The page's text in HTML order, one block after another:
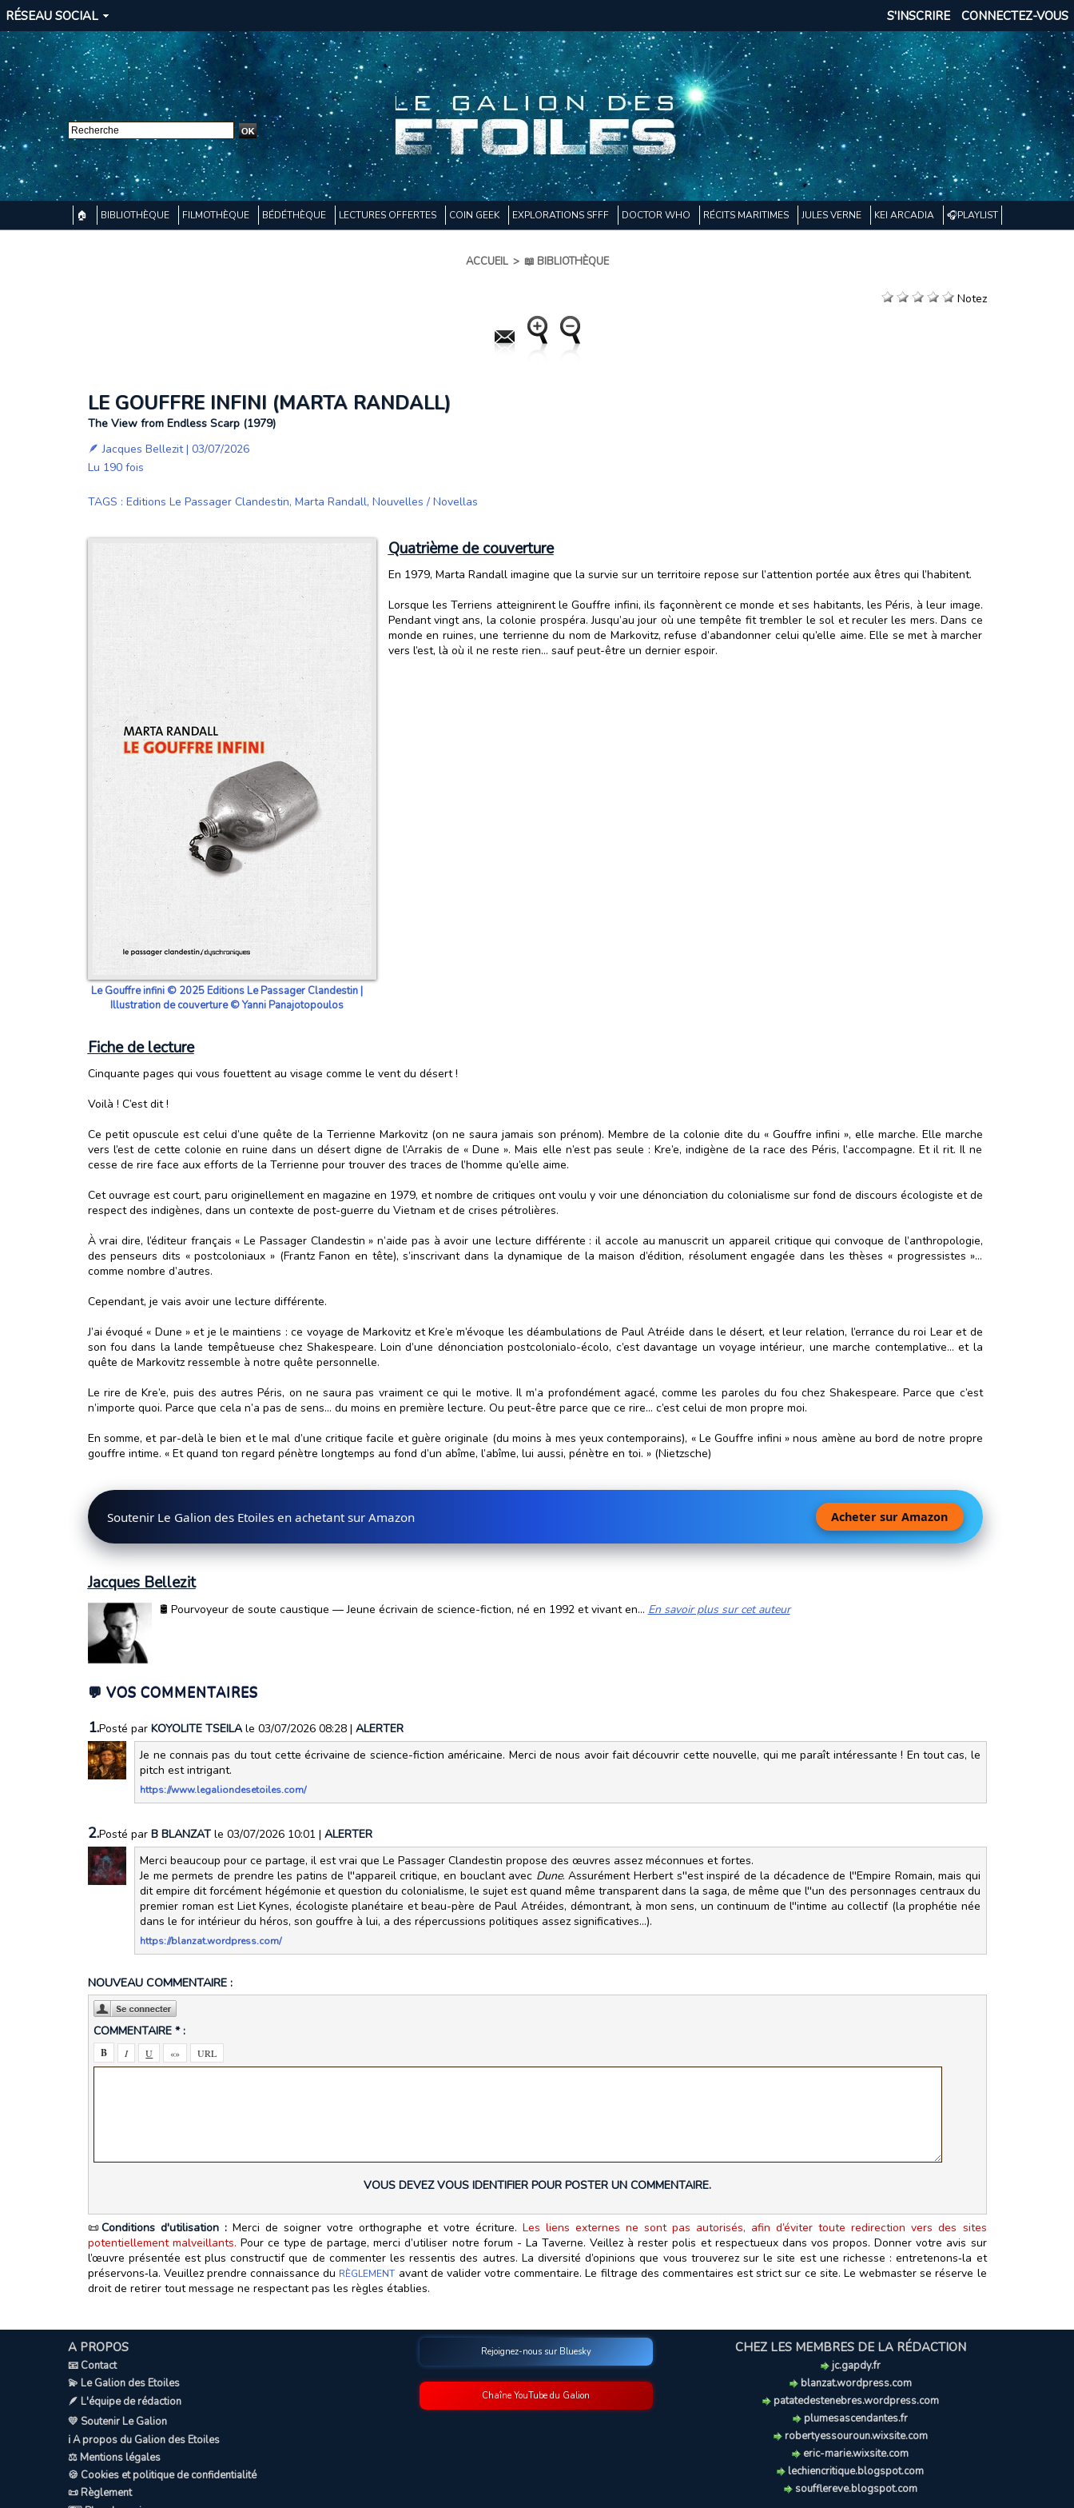
RÉSEAU SOCIAL CONNECTEZ-VOUS
S'INSCRIRE
🏠 BIBLIOTHÈQUE FILMOTHÈQUE BÉDÉTHÈQUE LECTURES OFFERTES COIN GEEK EXPLORATIONS SFFF DOCTOR WHO RÉCITS MARITIMES JULES VERNE KEI ARCADIA 🎧PLAYLIST
ACCUEIL > 📖 BIBLIOTHÈQUE
Notez
LE GOUFFRE INFINI (MARTA RANDALL)
The View from Endless Scarp (1979)
🪶Jacques Bellezit| 03/07/2026
Lu 190 fois
TAGS : Editions Le Passager Clandestin, Marta Randall, Nouvelles / Novellas
Le Gouffre infini © 2025 Editions Le Passager Clandestin |
Illustration de couverture © Yanni Panajotopoulos
Quatrième de couverture
En 1979, Marta Randall imagine que la survie sur un territoire repose sur l’attention portée aux êtres qui l’habitent.
Lorsque les Terriens atteignirent le Gouffre infini, ils façonnèrent ce monde et ses habitants, les Péris, à leur image.
Pendant vingt ans, la colonie prospéra. Jusqu’au jour où une tempête fit trembler le sol et reculer les mers. Dans ce
monde en ruines, une terrienne du nom de Markovitz, refuse d’abandonner celui qu’elle aime. Elle se met à marcher
vers l’est, là où il ne reste rien… sauf peut-être un dernier espoir.
Fiche de lecture
Cinquante pages qui vous fouettent au visage comme le vent du désert !
Voilà ! C’est dit !
Ce petit opuscule est celui d’une quête de la Terrienne Markovitz (on ne saura jamais son prénom). Membre de la colonie dite du « Gouffre infini », elle marche. Elle marche
vers l’est de cette colonie en ruine dans un désert digne de l’Arrakis de « Dune ». Mais elle n’est pas seule : Kre’e, indigène de la race des Péris, l’accompagne. Et il rit. Il ne
cesse de rire face aux efforts de la Terrienne pour trouver des traces de l’homme qu’elle aime.
Cet ouvrage est court, paru originellement en magazine en 1979, et nombre de critiques ont voulu y voir une dénonciation du colonialisme sur fond de discours écologiste et de
respect des indigènes, dans un contexte de post-guerre du Vietnam et de crises pétrolières.
À vrai dire, l’éditeur français « Le Passager Clandestin » n’aide pas à avoir une lecture différente : il accole au manuscrit un appareil critique qui convoque de l’anthropologie,
des penseurs dits « postcoloniaux » (Frantz Fanon en tête), s’inscrivant dans la dynamique de la maison d’édition, résolument engagée dans les thèses « progressistes »…
comme nombre d’autres.
Cependant, je vais avoir une lecture différente.
J’ai évoqué « Dune » et je le maintiens : ce voyage de Markovitz et Kre’e m’évoque les déambulations de Paul Atréide dans le désert, et leur relation, l’errance du roi Lear et de
son fou dans la lande tempêtueuse chez Shakespeare. Loin d’une dénonciation postcolonialo-écolo, c’est davantage un voyage intérieur, une marche contemplative… et la
quête de Markovitz ressemble à notre quête personnelle.
Le rire de Kre’e, puis des autres Péris, on ne saura pas vraiment ce qui le motive. Il m’a profondément agacé, comme les paroles du fou chez Shakespeare. Parce que c’est
n’importe quoi. Parce que cela n’a pas de sens… du moins en première lecture. Ou peut-être parce que ce rire… c’est celui de mon propre moi.
En somme, et par-delà le bien et le mal d’une critique facile et guère originale (du moins à mes yeux contemporains), « Le Gouffre infini » nous amène au bord de notre propre
gouffre intime. « Et quand ton regard pénètre longtemps au fond d’un abîme, l’abîme, lui aussi, pénètre en toi. » (Nietzsche)
Soutenir Le Galion des Etoiles en achetant sur Amazon Acheter sur Amazon
Jacques Bellezit
🛢️ Pourvoyeur de soute caustique — Jeune écrivain de science-fiction, né en 1992 et vivant en... En savoir plus sur cet auteur
💬 VOS COMMENTAIRES
1.Posté par KOYOLITE TSEILAle 03/07/2026 08:28 | ALERTER
Je ne connais pas du tout cette écrivaine de science-fiction américaine. Merci de nous avoir fait découvrir cette nouvelle, qui me paraît intéressante ! En tout cas, le
pitch est intrigant.
https://www.legaliondesetoiles.com/
2.Posté par B BLANZATle 03/07/2026 10:01 | ALERTER
Merci beaucoup pour ce partage, il est vrai que Le Passager Clandestin propose des œuvres assez méconnues et fortes.
Je me permets de prendre les patins de l''appareil critique, en bouclant avec Dune. Assurément Herbert s''est inspiré de la décadence de l''Empire Romain, mais qui
dit empire dit forcément hégémonie et question du colonialisme, le sujet est quand même transparent dans la saga, de même que l''un des personnages centraux du
premier roman est Liet Kynes, écologiste planétaire et beau-père de Paul Atréides, démontrant, à mon sens, un continuum de l''intime au collectif (la prophétie née
dans le for intérieur du héros, son gouffre à lui, a des répercussions politiques assez significatives...).
https://blanzat.wordpress.com/
NOUVEAU COMMENTAIRE :
COMMENTAIRE * :
VOUS DEVEZ VOUS IDENTIFIER POUR POSTER UN COMMENTAIRE.
📜Conditions d'utilisation :Merci de soigner votre orthographe et votre écriture.Les liens externes ne sont pas autorisés, afin d’éviter toute redirection vers des sites
potentiellement malveillants. Pour ce type de partage, merci d’utiliser notre forum - La Taverne. Veillez à rester polis et respectueux dans vos propos. Donner votre avis sur
l’œuvre présentée est plus constructif que de commenter les ressentis des autres. La diversité d’opinions que vous trouverez sur le site est une richesse : entretenons‑la et
préservons‑la. Veuillez prendre connaissance du RÈGLEMENT avant de valider votre commentaire. Le filtrage des commentaires est strict sur ce site. Le webmaster se réserve le
droit de retirer tout message ne respectant pas les règles établies.
A PROPOS
📧 Contact
💫 Le Galion des Etoiles
🪶 L'équipe de rédaction
💛 Soutenir Le Galion
ℹ️ A propos du Galion des Etoiles
⚖️ Mentions légales
🍪 Cookies et politique de confidentialité
📜 Règlement
Rejoignez-nous sur Bluesky
Chaîne YouTube du Galion
CHEZ LES MEMBRES DE LA RÉDACTION
jc.gapdy.fr
blanzat.wordpress.com
patatedestenebres.wordpress.com
plumesascendantes.fr
robertyessouroun.wixsite.com
eric-marie.wixsite.com
lechiencritique.blogspot.com
soufflereve.blogspot.com